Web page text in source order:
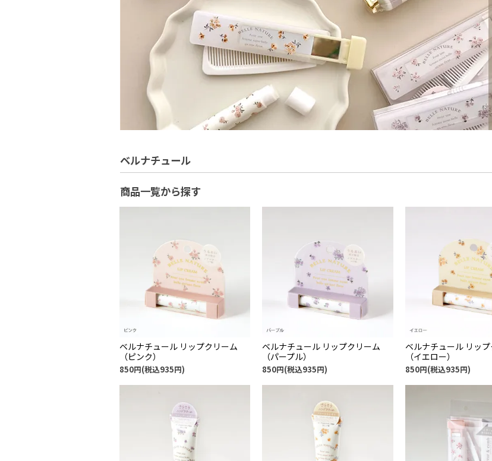
ベルナチュール
商品一覧から探す
ベルナチュール リップクリーム
（ピンク）
850円(税込935円)
ベルナチュール リップクリーム
（パープル）
850円(税込935円)
ベルナチュール リッ
（イエロー）
850円(税込935円)